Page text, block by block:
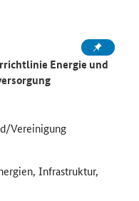
Energie und
Vereinigung
Infrastruktur,